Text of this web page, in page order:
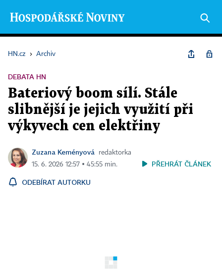
HN.cz › Archiv
DEBATA HN
Bateriový boom sílí. Stále
slibnější je jejich využití při
výkyvech cen elektřiny
Zuzana Keményová
redaktorka
15. 6. 2026 12:57 ▪ 45:55 min.
PŘEHRÁT ČLÁNEK
ODEBÍRAT AUTORKU